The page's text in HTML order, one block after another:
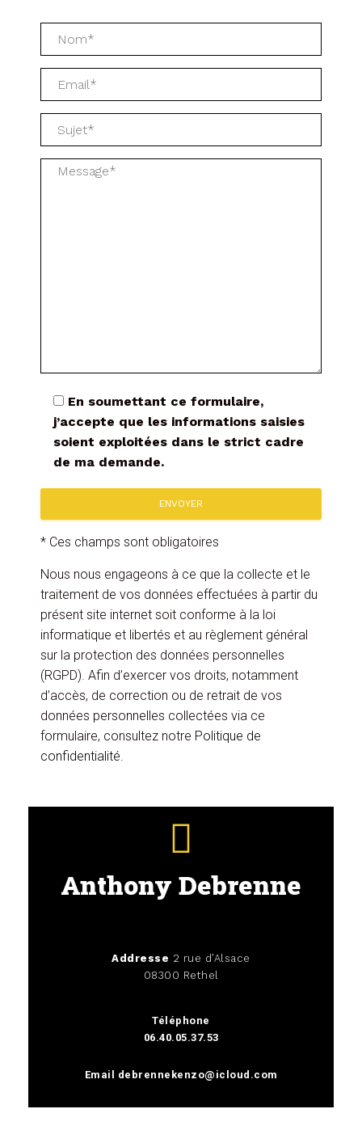
En soumettant ce formulaire,
j’accepte que les informations saisies
soient exploitées dans le strict cadre
de ma demande.
* Ces champs sont obligatoires
Nous nous engageons à ce que la collecte et le
traitement de vos données effectuées à partir du
présent site internet soit conforme à la loi
informatique et libertés et au règlement général
sur la protection des données personnelles
(RGPD). Afin d’exercer vos droits, notamment
d’accès, de correction ou de retrait de vos
données personnelles collectées via ce
formulaire, consultez notre Politique de
confidentialité.
Anthony Debrenne
Addresse 2 rue d’Alsace
08300 Rethel
Téléphone
06.40.05.37.53
Email debrennekenzo@icloud.com